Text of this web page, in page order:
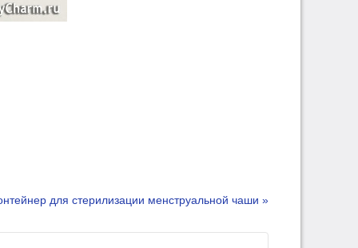
для стерилизации менструальной чаши »